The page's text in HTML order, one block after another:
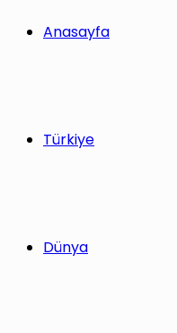
Anasayfa
Türkiye
Dünya